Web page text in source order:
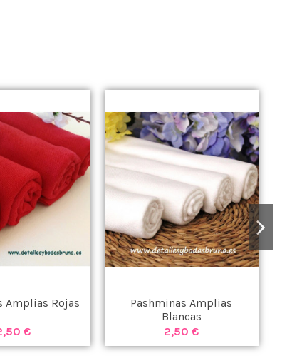
Amplias Rojas
€
Pashminas Amplias
Blancas
2,50 €